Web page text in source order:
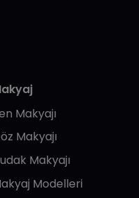
Makyajı
Makyajı
Makyajı
Modelleri